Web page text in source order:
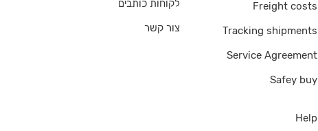
לקוחות כותבים
צור קשר
Freight costs
Tracking shipments
Service Agreement
Safey buy
Help